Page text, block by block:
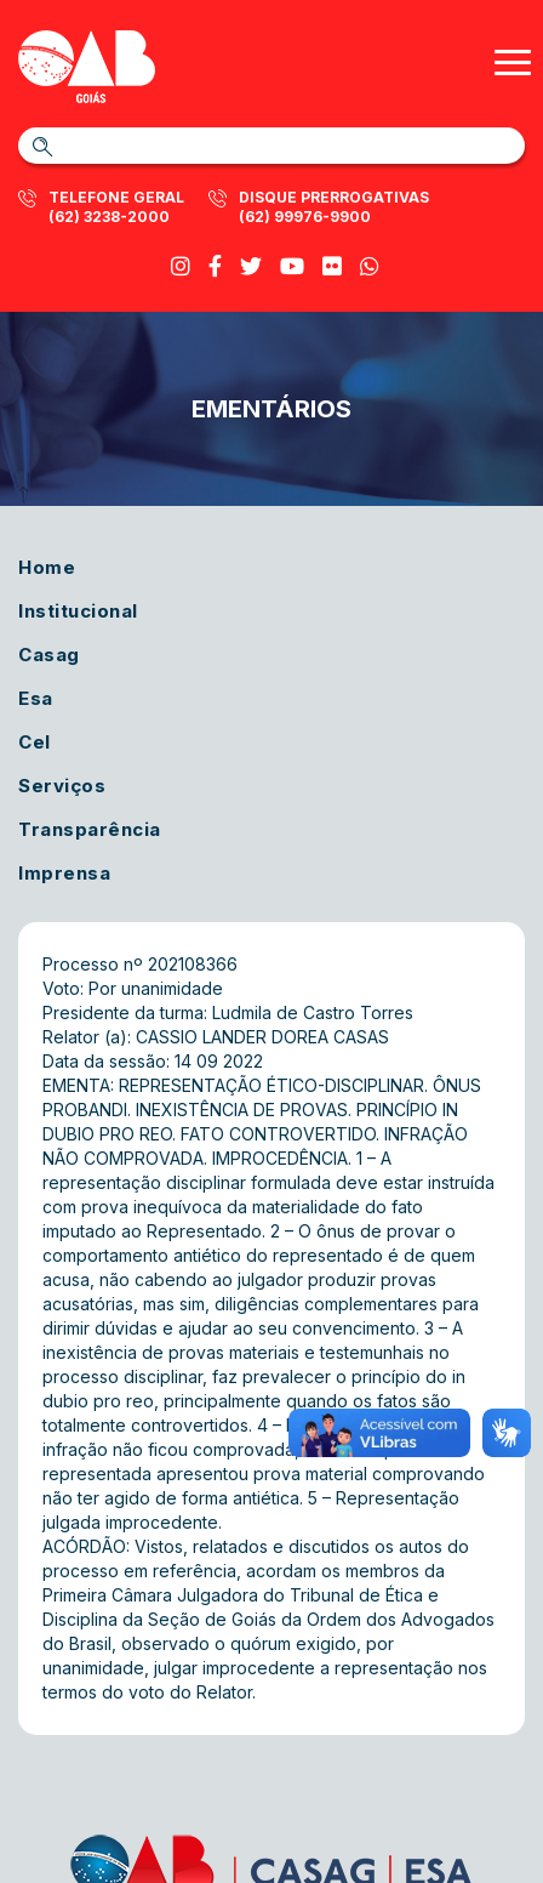
TELEFONE GERAL
(62) 3238-2000
DISQUE PRERROGATIVAS
(62) 99976-9900
EMENTÁRIOS
Home
Institucional
Casag
Esa
Cel
Serviços
Transparência
Imprensa
Processo nº 202108366
Voto: Por unanimidade
Presidente da turma: Ludmila de Castro Torres
Relator (a): CASSIO LANDER DOREA CASAS
Data da sessão: 14 09 2022
EMENTA: REPRESENTAÇÃO ÉTICO-DISCIPLINAR. ÔNUS
PROBANDI. INEXISTÊNCIA DE PROVAS. PRINCÍPIO IN
DUBIO PRO REO. FATO CONTROVERTIDO. INFRAÇÃO
NÃO COMPROVADA. IMPROCEDÊNCIA. 1 – A
representação disciplinar formulada deve estar instruída
com prova inequívoca da materialidade do fato
imputado ao Representado. 2 – O ônus de provar o
comportamento antiético do representado é de quem
acusa, não cabendo ao julgador produzir provas
acusatórias, mas sim, diligências complementares para
dirimir dúvidas e ajudar ao seu convencimento. 3 – A
inexistência de provas materiais e testemunhais no
processo disciplinar, faz prevalecer o princípio do in
dubio pro reo, principalmente quando os fatos são
totalmente controvertidos. 4 – No caso vertente, a
infração não ficou comprovada, uma vez que a
representada apresentou prova material comprovando
não ter agido de forma antiética. 5 – Representação
julgada improcedente.
ACÓRDÃO: Vistos, relatados e discutidos os autos do
processo em referência, acordam os membros da
Primeira Câmara Julgadora do Tribunal de Ética e
Disciplina da Seção de Goiás da Ordem dos Advogados
do Brasil, observado o quórum exigido, por
unanimidade, julgar improcedente a representação nos
termos do voto do Relator.